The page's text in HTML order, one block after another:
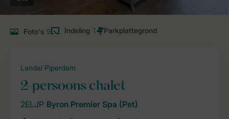
Foto's 9 Indeling 1
Landal Piperdam
2-persoons chalet
2ELJP Byron Premier Spa (Pet)